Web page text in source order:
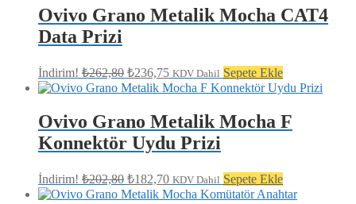
₺215,13.
Ovivo Grano Metalik Mocha CAT4
Data Prizi
İndirim! ₺262,80 Orijinal
fiyat:
₺236,75 Şu
andaki
fiyat:
₺236,75.
KDV Dahil Sepete Ekle
Ovivo Grano Metalik Mocha F
Konnektör Uydu Prizi
İndirim! ₺202,80 Orijinal
fiyat:
₺182,70Şu
andaki
KDV Dahil Sepete Ekle